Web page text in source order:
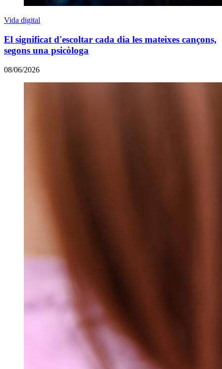
Vida digital
El significat d'escoltar cada dia les mateixes cançons,
segons una psicòloga
08/06/2026